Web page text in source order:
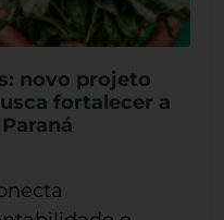
novo projeto
fortalecer a